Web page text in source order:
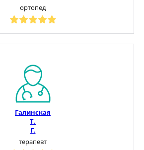
ортопед
Галинская
Т.
Г.
терапевт